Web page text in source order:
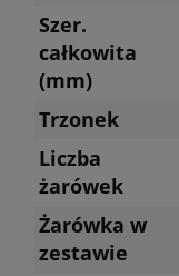
Szer.
całkowita
(mm)
Trzonek
Liczba
żarówek
Żarówka w
zestawie